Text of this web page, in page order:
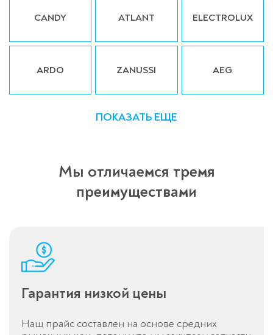
CANDY ATLANT ELECTROLUX
ARDO ZANUSSI AEG
ПОКАЗАТЬ ЕЩЕ
Мы отличаемся тремя
преимуществами
Гарантия низкой цены
Наш прайс составлен на основе средних
Оставьте заявку